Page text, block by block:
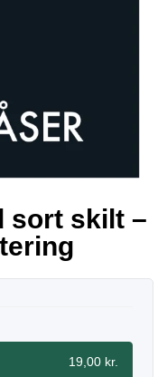
sort skilt –
19,00 kr.